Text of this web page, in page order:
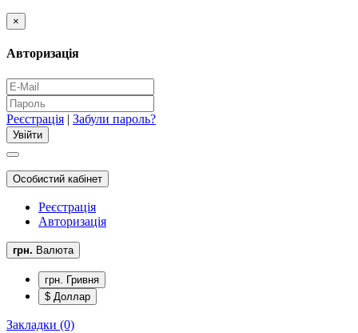
×
Авторизація
Реєстрація | Забули пароль?
Особистий кабінет
Реєстрація
Авторизація
грн. Валюта
грн. Гривня
$ Доллар
Закладки (0)